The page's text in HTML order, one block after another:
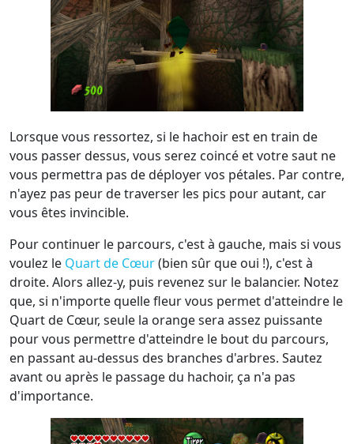
Lorsque vous ressortez, si le hachoir est en train de
vous passer dessus, vous serez coincé et votre saut ne
vous permettra pas de déployer vos pétales. Par contre,
n'ayez pas peur de traverser les pics pour autant, car
vous êtes invincible.
Pour continuer le parcours, c'est à gauche, mais si vous
voulez le Quart de Cœur(bien sûr que oui !), c'est à
droite. Alors allez-y, puis revenez sur le balancier. Notez
que, si n'importe quelle fleur vous permet d'atteindre le
Quart de Cœur, seule la orange sera assez puissante
pour vous permettre d'atteindre le bout du parcours,
en passant au-dessus des branches d'arbres. Sautez
avant ou après le passage du hachoir, ça n'a pas
d'importance.